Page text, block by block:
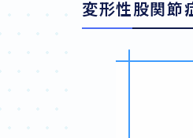
変形性股関節